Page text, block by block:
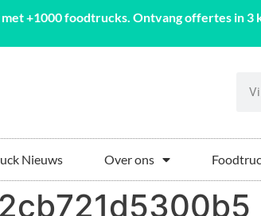
+1000 foodtrucks. Ontvang offertes in 3
Nieuws Over ons